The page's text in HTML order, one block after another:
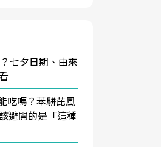
七夕日期、由來
吃嗎？苯駢芘風
避開的是「這種